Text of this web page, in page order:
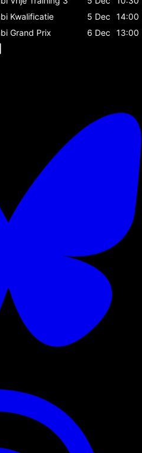
Kwalificatie 5 Dec
14:00
Grand Prix 6 Dec
13:00